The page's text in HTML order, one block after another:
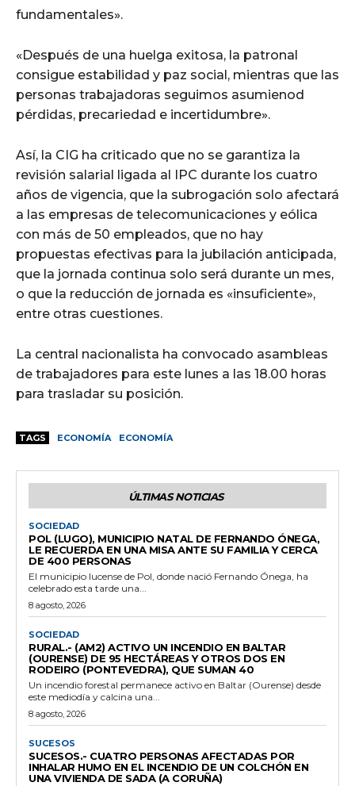
fundamentales».
«Después de una huelga exitosa, la patronal
consigue estabilidad y paz social, mientras que las
personas trabajadoras seguimos asumienod
pérdidas, precariedad e incertidumbre».
Así, la CIG ha criticado que no se garantiza la
revisión salarial ligada al IPC durante los cuatro
años de vigencia, que la subrogación solo afectará
a las empresas de telecomunicaciones y eólica
con más de 50 empleados, que no hay
propuestas efectivas para la jubilación anticipada,
que la jornada continua solo será durante un mes,
o que la reducción de jornada es «insuficiente»,
entre otras cuestiones.
La central nacionalista ha convocado asambleas
de trabajadores para este lunes a las 18.00 horas
para trasladar su posición.
TAGS ECONOMÍA ECONOMÍA
ÚLTIMAS NOTICIAS
SOCIEDAD
POL (LUGO), MUNICIPIO NATAL DE FERNANDO ÓNEGA,
LE RECUERDA EN UNA MISA ANTE SU FAMILIA Y CERCA
DE 400 PERSONAS
El municipio lucense de Pol, donde nació Fernando Ónega, ha
celebrado esta tarde una...
8 agosto, 2026
SOCIEDAD
RURAL.- (AM2) ACTIVO UN INCENDIO EN BALTAR
(OURENSE) DE 95 HECTÁREAS Y OTROS DOS EN
RODEIRO (PONTEVEDRA), QUE SUMAN 40
Un incendio forestal permanece activo en Baltar (Ourense) desde
este mediodía y calcina una...
8 agosto, 2026
SUCESOS
SUCESOS.- CUATRO PERSONAS AFECTADAS POR
INHALAR HUMO EN EL INCENDIO DE UN COLCHÓN EN
UNA VIVIENDA DE SADA (A CORUÑA)